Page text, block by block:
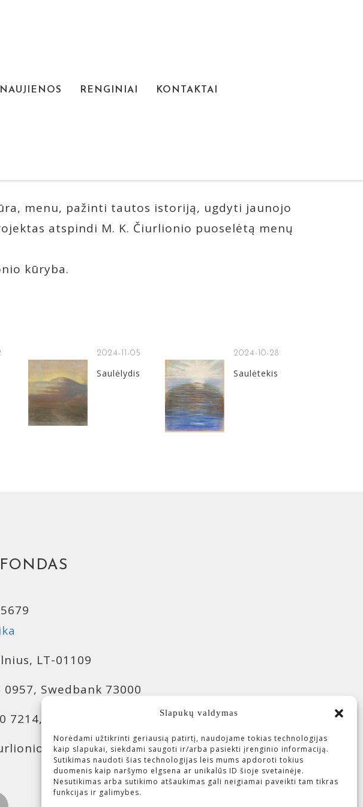
Slapukų valdymas
Norėdami užtikrinti geriausią patirtį, naudojame tokias technologijas
kaip slapukai, siekdami saugoti ir/arba pasiekti įrenginio informaciją.
Sutikimas naudoti šias technologijas leis mums apdoroti tokius
duomenis kaip naršymo elgsena ar unikalūs ID šioje svetainėje.
Nesutikimas arba sutikimo atšaukimas gali neigiamai paveikti tam tikras
funkcijas ir galimybes.
NAUJIENOS RENGINIAI KONTAKTAI
menu, pažinti tautos istoriją, ugdyti jaunojo
atspindi M. K. Čiurlionio puoselėtą menų
kūryba.
2024-11-05
Saulėlydis
2024-10-28
Saulėtekis
LT-01109
Swedbank 73000
7214, Luminor 40100
investicijos)